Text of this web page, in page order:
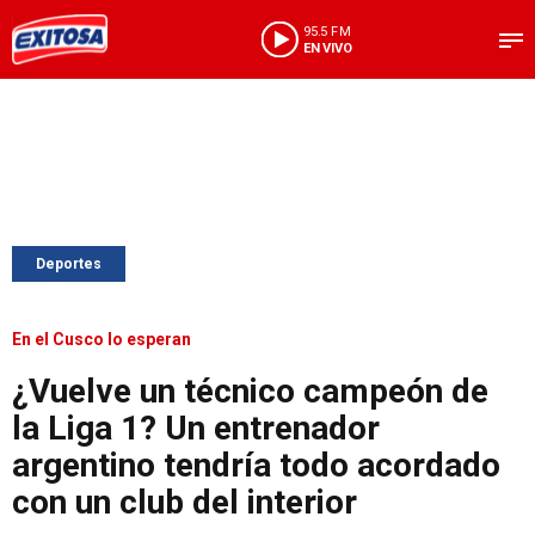
95.5 FM
EN VIVO
Deportes
En el Cusco lo esperan
¿Vuelve un técnico campeón de
la Liga 1? Un entrenador
argentino tendría todo acordado
con un club del interior